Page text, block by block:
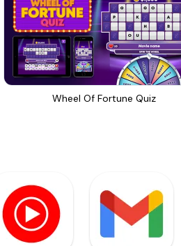
Wheel Of Fortune Quiz